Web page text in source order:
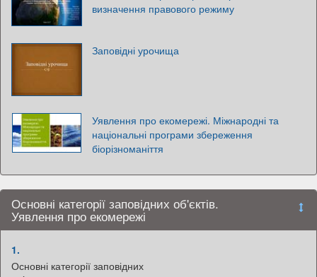
визначення правового режиму
Заповідні урочища
Уявлення про екомережі. Міжнародні та
національні програми збереження
біорізноманіття
Основні категорії заповідних об'єктів.
Уявлення про екомережі
1.
Основні категорії заповідних